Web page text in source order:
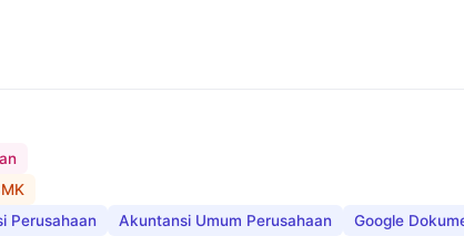
Perusahaan Akuntansi Umum Perusahaan Google